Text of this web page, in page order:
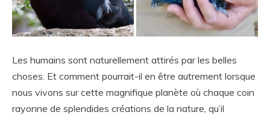
Les humains sont naturellement attirés par les belles
choses. Et comment pourrait-il en être autrement lorsque
nous vivons sur cette magnifique planète où chaque coin
rayonne de splendides créations de la nature, qu’il